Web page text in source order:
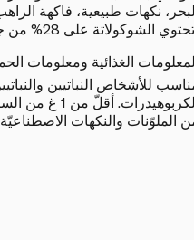
نكهات طبيعية، فاكهة
الشوكولاتة على 28% من جوامد الكاكاو كحدّ أدنى.
الغذائية ومعلومات
للأشخاص النباتيين
الملوّنات والنكهات